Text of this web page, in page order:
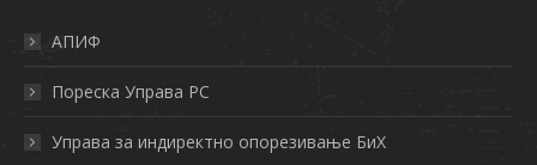
АПИФ
Пореска Управа РС
Управа за индиректно опорезивање БиХ